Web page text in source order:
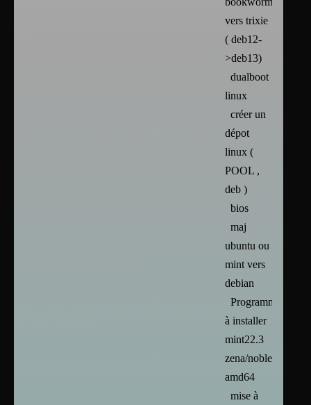
vers trixie
( deb12-
>deb13)
dualboot
linux
créer un
dépot
linux (
POOL ,
deb )
bios
maj
ubuntu ou
mint vers
debian
Programmes
à installer
mint22.3
zena/noble/trixie/
amd64
mise à